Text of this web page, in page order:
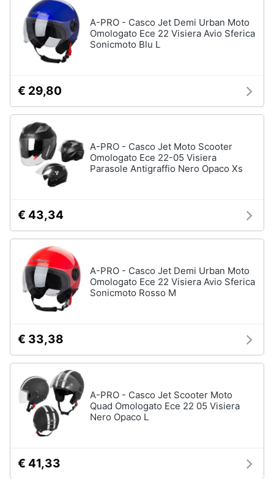
A-PRO - Casco Jet Demi Urban Moto
Omologato Ece 22 Visiera Avio Sferica
Sonicmoto Blu L
€ 29,80
A-PRO - Casco Jet Moto Scooter
Omologato Ece 22-05 Visiera
Parasole Antigraffio Nero Opaco Xs
€ 43,34
A-PRO - Casco Jet Demi Urban Moto
Omologato Ece 22 Visiera Avio Sferica
Sonicmoto Rosso M
€ 33,38
A-PRO - Casco Jet Scooter Moto
Quad Omologato Ece 22 05 Visiera
Nero Opaco L
€ 41,33